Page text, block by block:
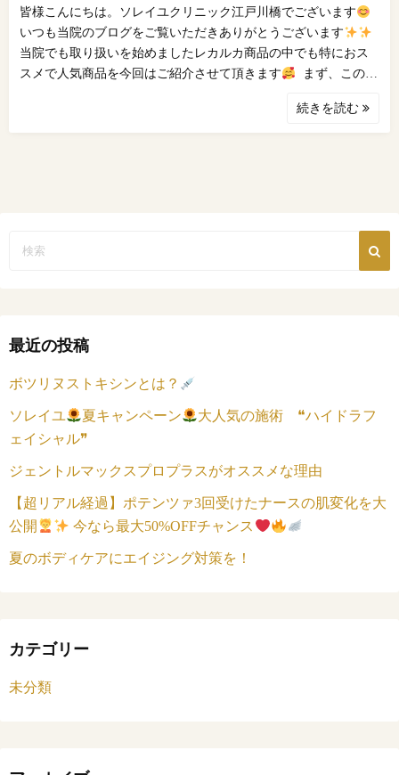
皆様こんにちは。ソレイユクリニック江戸川橋でございます
いつも当院のブログをご覧いただきありがとうございます
当院でも取り扱いを始めましたレカルカ商品の中でも特におス
スメで人気商品を今回はご紹介させて頂きます
ㅤㅤㅤㅤㅤ まず、この…
続きを読む
最近の投稿
ボツリヌストキシンとは？
ソレイユ 夏キャンペーン
大人気の施術 ❝ハイドラフ
ェイシャル❞
ジェントルマックスプロプラスがオススメな理由
【超リアル経過】ポテンツァ3回受けたナースの肌変化を大
公開
今なら最大50%OFFチャンス
夏のボディケアにエイジング対策を！
カテゴリー
未分類